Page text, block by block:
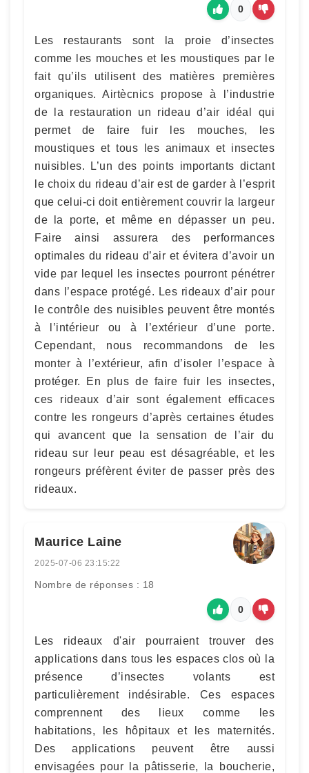
0
Les restaurants sont la proie d’insectes
comme les mouches et les moustiques par le
fait qu’ils utilisent des matières premières
organiques. Airtècnics propose à l’industrie
de la restauration un rideau d’air idéal qui
permet de faire fuir les mouches, les
moustiques et tous les animaux et insectes
nuisibles. L’un des points importants dictant
le choix du rideau d’air est de garder à l’esprit
que celui-ci doit entièrement couvrir la largeur
de la porte, et même en dépasser un peu.
Faire ainsi assurera des performances
optimales du rideau d’air et évitera d’avoir un
vide par lequel les insectes pourront pénétrer
dans l’espace protégé. Les rideaux d’air pour
le contrôle des nuisibles peuvent être montés
à l’intérieur ou à l’extérieur d’une porte.
Cependant, nous recommandons de les
monter à l’extérieur, afin d’isoler l’espace à
protéger. En plus de faire fuir les insectes,
ces rideaux d’air sont également efficaces
contre les rongeurs d’après certaines études
qui avancent que la sensation de l’air du
rideau sur leur peau est désagréable, et les
rongeurs préfèrent éviter de passer près des
rideaux.
Maurice Laine
2025-07-06 23:15:22
Nombre de réponses : 18
0
Les rideaux d'air pourraient trouver des
applications dans tous les espaces clos où la
présence d’insectes volants est
particulièrement indésirable. Ces espaces
comprennent des lieux comme les
habitations, les hôpitaux et les maternités.
Des applications peuvent être aussi
envisagées pour la pâtisserie, la boucherie,